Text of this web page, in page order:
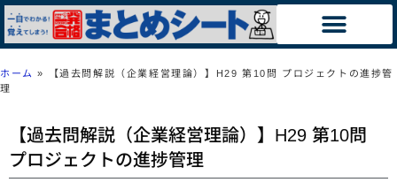
ホーム »
【過去問解説（企業経営理論）】H29 第10問 プロジェクトの進捗管
理
【過去問解説（企業経営理論）】H29 第10問
プロジェクトの進捗管理